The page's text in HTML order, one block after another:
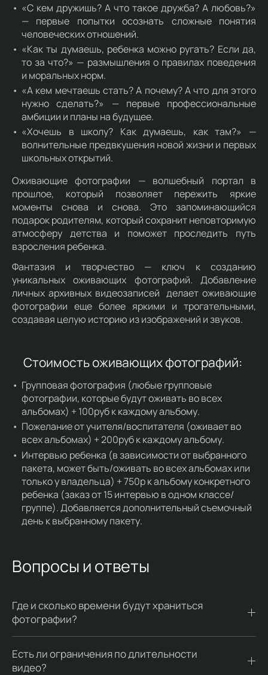
«С кем дружишь? А что такое дружба? А любовь?»
— первые попытки осознать сложные понятия
человеческих отношений.
«Как ты думаешь, ребенка можно ругать? Если да,
то за что?» — размышления о правилах поведения
и моральных норм.
«А кем мечтаешь стать? А почему? А что для этого
нужно сделать?» — первые профессиональные
амбиции и планы на будущее.
«Хочешь в школу? Как думаешь, как там?» —
волнительные предвкушения новой жизни и первых
школьных открытий.
Оживающие фотографии — волшебный портал в
прошлое, который позволяет пережить яркие
моменты снова и снова. Это запоминающийся
подарок родителям, который сохранит неповторимую
атмосферу детства и поможет проследить путь
взросления ребенка.
Фантазия и творчество — ключ к созданию
уникальных оживающих фотографий. Добавление
личных архивных видеозаписей делает оживающие
фотографии еще более яркими и трогательными,
создавая целую историю из изображений и звуков.
Стоимость оживающих фотографий:
Групповая фотография (любые групповые
фотографии, которые будут оживать во всех
альбомах) + 100руб к каждому альбому.
Пожелание от учителя/воспитателя (оживает во
всех альбомах) + 200руб к каждому альбому.
Интервью ребенка (в зависимости от выбранного
пакета, может быть/оживать во всех альбомах или
только у владельца) + 750р к альбому конкретного
ребенка (заказ от 15 интервью в одном классе/
группе). Добавляется дополнительный съемочный
день к выбранному пакету.
Вопросы и ответы
Где и сколько времени будут храниться
фотографии?
Есть ли ограничения по длительности
видео?